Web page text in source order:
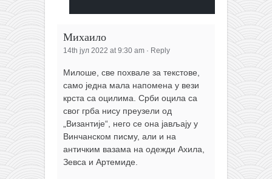
Михаило
14th јул 2022 at 9:30 am · Reply
Милоше, све похвале за текстове,
само једна мала напомена у вези
крста са оцилима. Срби оцила са
свог грба нису преузели од
„Византије“, него се она јављају у
Винчанском писму, али и на
античким вазама на одежди Ахила,
Зевса и Артемиде.